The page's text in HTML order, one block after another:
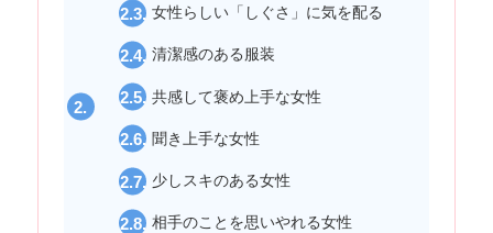
女性らしい「しぐさ」に気を配る
清潔感のある服装
共感して褒め上手な女性
聞き上手な女性
少しスキのある女性
相手のことを思いやれる女性